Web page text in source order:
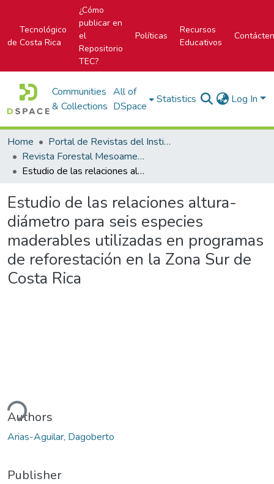
Tecnológico
de Costa Rica
¿Cómo
publicar en
el
Repositorio
TEC?
Políticas
Recursos
Educativos
Communities
& Collections
All of
DSpace
Statistics Log In
Home
Portal de Revistas del Instituto Tecnológico de Costa Rica
Revista Forestal Mesoamericana Kurú
Estudio de las relaciones altura-diámetro para seis especies maderables utilizadas en programas de reforestación en la Zona Sur de Costa Rica
Estudio de las relaciones altura-
diámetro para seis especies
maderables utilizadas en programas
de reforestación en la Zona Sur de
Costa Rica
Authors
Arias-Aguilar, Dagoberto
Publisher